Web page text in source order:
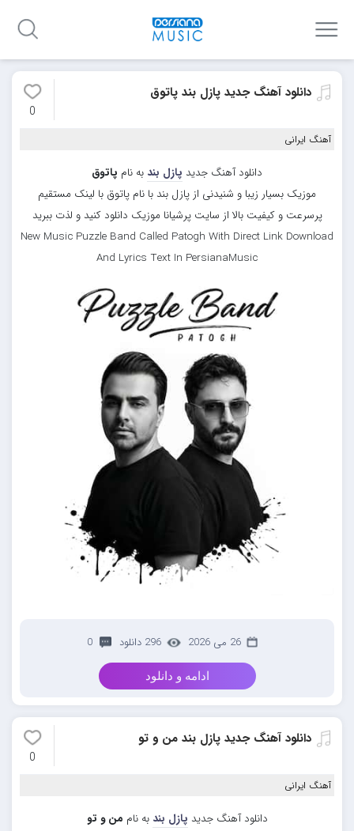
دانلود آهنگ جدید پازل بند پاتوق
0
آهنگ ایرانی
دانلود آهنگ جدید پازل بند به نام پاتوق
موزیک بسیار زیبا و شنیدنی از پازل بند با نام پاتوق با لینک مستقیم
پرسرعت و کیفیت بالا از سایت پرشیانا موزیک دانلود کنید و لذت ببرید
New Music Puzzle Band Called Patogh With Direct Link Download
And Lyrics Text In PersianaMusic
26 می 2026 296 دانلود 0
ادامه و دانلود
دانلود آهنگ جدید پازل بند من و تو
0
آهنگ ایرانی
دانلود آهنگ جدید پازل بند به نام من و تو